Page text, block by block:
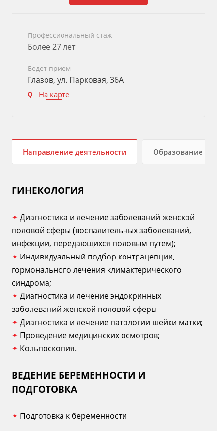
Профессиональный стаж
Более 27 лет
Ведет прием
Глазов, ул. Парковая, 36А
На карте
Направление деятельности Образование
ГИНЕКОЛОГИЯ
✦ Диагностика и лечение заболеваний женской
половой сферы (воспалительных заболеваний,
инфекций, передающихся половым путем);
✦ Индивидуальный подбор контрацепции,
гормонального лечения климактерического
синдрома;
✦ Диагностика и лечение эндокринных
заболеваний женской половой сферы
✦ Диагностика и лечение патологии шейки матки;
✦ Проведение медицинских осмотров;
✦ Кольпоскопия.
ВЕДЕНИЕ БЕРЕМЕННОСТИ И
ПОДГОТОВКА
✦ Подготовка к беременности